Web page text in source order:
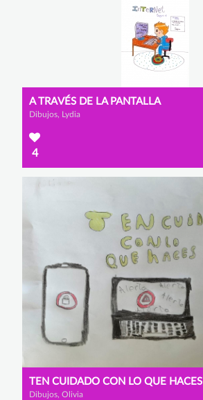
A TRAVÉS DE LA PANTALLA
Dibujos, Lydia
4
TEN CUIDADO CON LO QUE HACES
Dibujos, Olivia